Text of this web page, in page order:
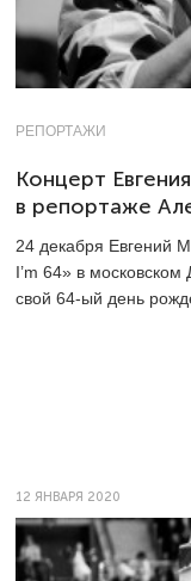
РЕПОРТАЖИ
Концерт
в репортаже
24 декабря Евгений
I’m 64» в
свой 64-ый день
12 ЯНВАРЯ 2020